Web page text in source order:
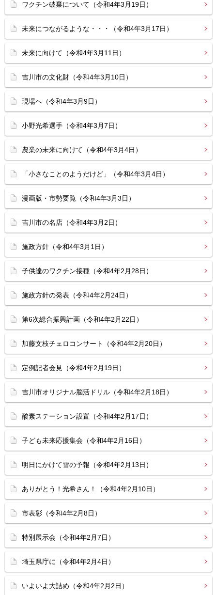
ワクチン破棄について（令和4年3月19日）
未来につながるような・・・（令和4年3月17日）
未来に向けて（令和4年3月11日）
吉川市の文化財（令和4年3月10日）
現場へ（令和4年3月9日）
小野光希選手（令和4年3月7日）
農業の未来に向けて（令和4年3月4日）
「小さなことのようだけど」（令和4年3月4日）
漫画版・市勢要覧（令和4年3月3日）
吉川市の名店（令和4年3月2日）
施政方針（令和4年3月1日）
子供達のワクチン接種（令和4年2月28日）
施政方針の発表（令和4年2月24日）
第6次総合振興計画（令和4年2月22日）
加藤文枝チェロコンサート（令和4年2月20日）
定例記者会見（令和4年2月19日）
吉川市オリジナル脳活ドリル（令和4年2月18日）
酸素ステーション設置（令和4年2月17日）
子ども未来応援集会（令和4年2月16日）
明日にかけて雪の予報（令和4年2月13日）
ありがとう！光希さん！（令和4年2月10日）
市表彰（令和4年2月8日）
特別展示会（令和4年2月7日）
埼玉県庁に（令和4年2月4日）
いよいよ大詰め（令和4年2月2日）